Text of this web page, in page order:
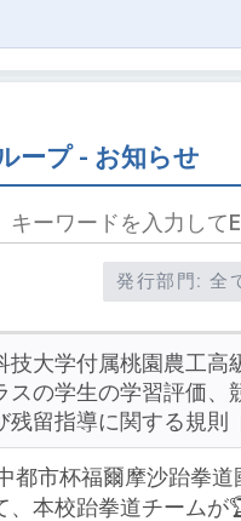
ープ - お知らせ
発行部門: 全
技大学付属桃園農工高
スの学生の学習評価、
残留指導に関する規則
都市杯福爾摩沙跆拳道
、本校跆拳道チームが